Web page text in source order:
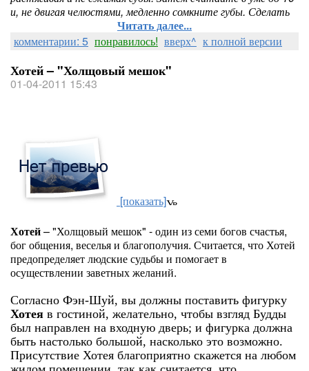
и, не двигая челюстями, медленно сомкните губы. Сделать
Читать далее...
комментарии: 5 понравилось! вверх^ к полной версии
Хотей – "Холщовый мешок"
01-04-2011 15:43
[показать]
Хотей– "Холщовый мешок" - один из семи богов счастья,
бог общения, веселья и благополучия. Считается, что Хотей
предопределяет людские судьбы и помогает в
осуществлении заветных желаний.
Согласно Фэн-Шуй, вы должны поставить фигурку
Хотея в гостиной, желательно, чтобы взгляд Будды
был направлен на входную дверь; и фигурка должна
быть настолько большой, насколько это возможно.
Присутствие Хотея благоприятно скажется на любом